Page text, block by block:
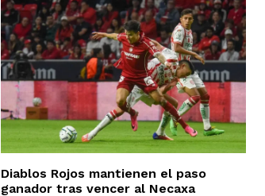
Diablos Rojos mantienen el paso
ganador tras vencer al Necaxa